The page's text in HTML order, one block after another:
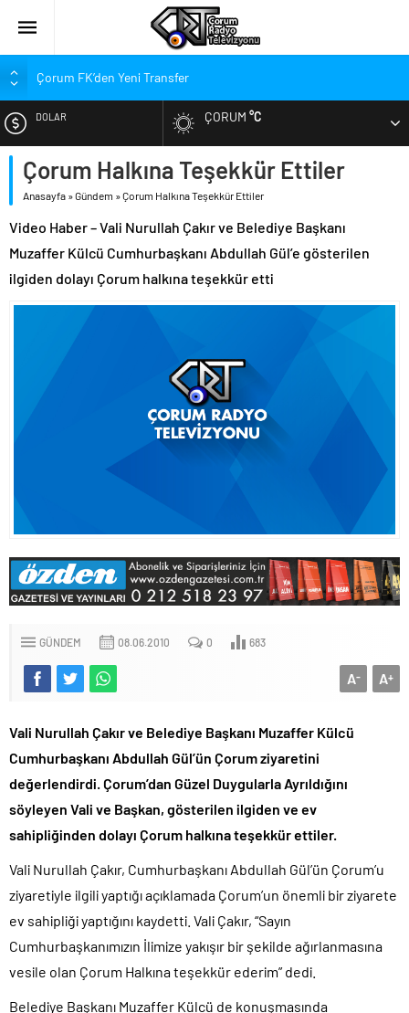
Çorum FK’den Yeni Transfer
Çorum’da Ailelere Ücretsiz Danışmanlık Desteği
Hastanede Nurcan Baykam’a Veda
Arca Çorum FK’nin Kasımpaşa ve Beşiktaş Maçı Tarihleri Belli
Oldu
Arca Çorum FK’nin Hazırlık Maçı Karnesi
Kupa Takvimi Belli Oldu: Arca Çorum FK Kupaya Ne Zaman Dahil
Olacak?
Dünya Şampiyonu Çorum’da Coşkuyla Karşılandı
1. Lig’de Yeni Sezon Bugün Açılıyor
DOLAR
BIST
ÇORUM°C
Çorum Halkına Teşekkür Ettiler
Anasayfa »Gündem »Çorum Halkına Teşekkür Ettiler
Video Haber – Vali Nurullah Çakır ve Belediye Başkanı
Muzaffer Külcü Cumhurbaşkanı Abdullah Gül’e gösterilen
ilgiden dolayı Çorum halkına teşekkür etti
GÜNDEM 08.06.2010 0 683
A+
A-
Vali Nurullah Çakır ve Belediye Başkanı Muzaffer Külcü
Cumhurbaşkanı Abdullah Gül’ün Çorum ziyaretini
değerlendirdi. Çorum’dan Güzel Duygularla Ayrıldığını
söyleyen Vali ve Başkan, gösterilen ilgiden ve ev
sahipliğinden dolayı Çorum halkına teşekkür ettiler.
Vali Nurullah Çakır, Cumhurbaşkanı Abdullah Gül’ün Çorum’u
ziyaretiyle ilgili yaptığı açıklamada Çorum’un önemli bir ziyarete
ev sahipliği yaptığını kaydetti. Vali Çakır, “Sayın
Cumhurbaşkanımızın İlimize yakışır bir şekilde ağırlanmasına
vesile olan Çorum Halkına teşekkür ederim” dedi.
Belediye Başkanı Muzaffer Külcü de konuşmasında